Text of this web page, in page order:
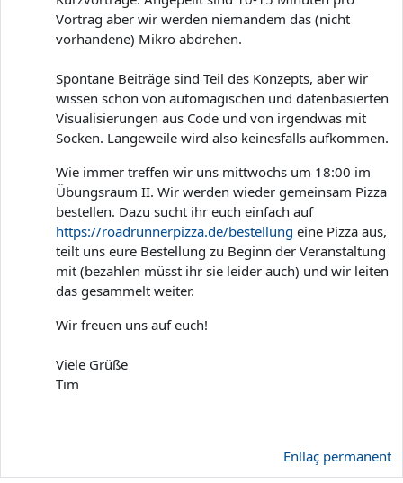
Vortrag aber wir werden niemandem das (nicht
vorhandene) Mikro abdrehen.
Spontane Beiträge sind Teil des Konzepts, aber wir
wissen schon von automagischen und datenbasierten
Visualisierungen aus Code und von irgendwas mit
Socken. Langeweile wird also keinesfalls aufkommen.
Wie immer treffen wir uns mittwochs um 18:00 im
Übungsraum II. Wir werden wieder gemeinsam Pizza
bestellen. Dazu sucht ihr euch einfach auf
https://roadrunnerpizza.de/bestellung eine Pizza aus,
teilt uns eure Bestellung zu Beginn der Veranstaltung
mit (bezahlen müsst ihr sie leider auch) und wir leiten
das gesammelt weiter.
Wir freuen uns auf euch!
Viele Grüße
Tim
Enllaç permanent